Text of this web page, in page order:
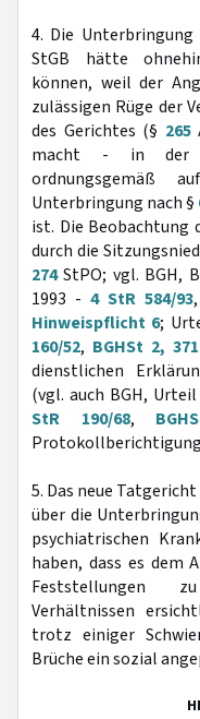
4. Die
StGB hätte
können, weil der
zulässigen Rüge der
des Gerichtes (§ 265
macht - in der
ordnungsgemäß
Unterbringung nach §
ist. Die Beobachtung
durch die
274StPO; vgl. BGH,
1993 - 4 StR 584/93,
Hinweispflicht 6;
160/52, BGHSt 2, 371
dienstlichen
(vgl. auch BGH,
StR 190/68,
5. Das neue
über die
psychiatrischen
haben, dass es dem
Feststellungen
Verhältnissen
trotz einiger
Brüche ein sozial